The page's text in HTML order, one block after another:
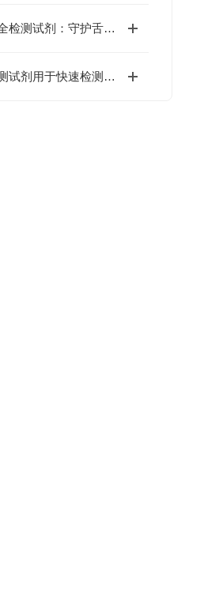
食品安全检测试剂：守护舌尖上的安心
氨氮检测试剂用于快速检测样品水质氨氮含量,优势显著